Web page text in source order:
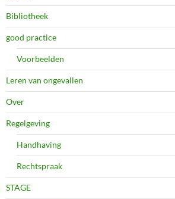
Bibliotheek
good practice
Voorbeelden
Leren van ongevallen
Over
Regelgeving
Handhaving
Rechtspraak
STAGE